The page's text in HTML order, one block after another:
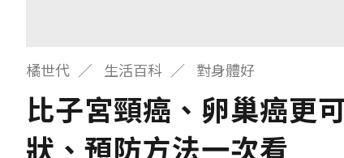
橘世代 生活百科 對身體好
比子宮頸癌、卵巢癌更
狀、預防方法一次看